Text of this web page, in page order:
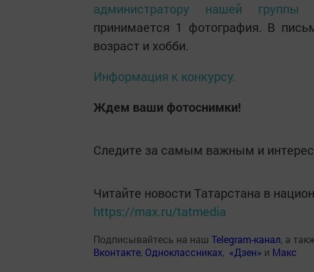
администратору нашей группы
принимается 1 фотография. В
возраст и хобби.
Информация к конкурсу.
Ждем ваши фотоснимки!
Следите за самым важным и
Читайте новости Татарстана в
https://max.ru/tatmedia
Подписывайтесь на наш Telegram-канал, а
Вконтакте, Одноклассниках, «Дзен» и Макс